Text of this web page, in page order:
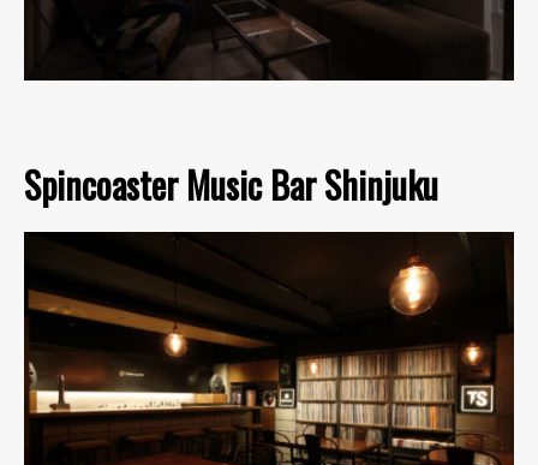
Spincoaster Music Bar Shinjuku